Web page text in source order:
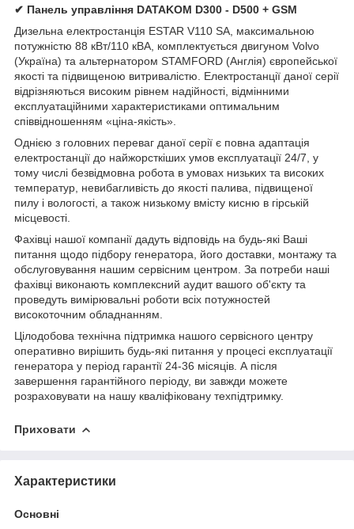
✔ Панель управління DATAKOM D300 - D500 + GSM
Дизельна електростанція ESTAR V110 SA, максимальною
потужністю 88 кВт/110 кВА, комплектується двигуном Volvo
(Україна) та альтернатором STAMFORD (Англія) європейської
якості та підвищеною витривалістю. Електростанції даної серії
відрізняються високим рівнем надійності, відмінними
експлуатаційними характеристиками оптимальним
співвідношенням «ціна-якість».
Однією з головних переваг даної серії є повна адаптація
електростанції до найжорсткіших умов експлуатації 24/7, у
тому числі безвідмовна робота в умовах низьких та високих
температур, невибагливість до якості палива, підвищеної
пилу і вологості, а також низькому вмісту кисню в гірській
місцевості.
Фахівці нашої компанії дадуть відповідь на будь-які Ваші
питання щодо підбору генератора, його доставки, монтажу та
обслуговування нашим сервісним центром. За потреби наші
фахівці виконають комплексний аудит вашого об'єкту та
проведуть вимірювальні роботи всіх потужностей
високоточним обладнанням.
Цілодобова технічна підтримка нашого сервісного центру
оперативно вирішить будь-які питання у процесі експлуатації
генератора у період гарантії 24-36 місяців. А після
завершення гарантійного періоду, ви завжди можете
розраховувати на нашу кваліфіковану техпідтримку.
Приховати
Характеристики
Основні